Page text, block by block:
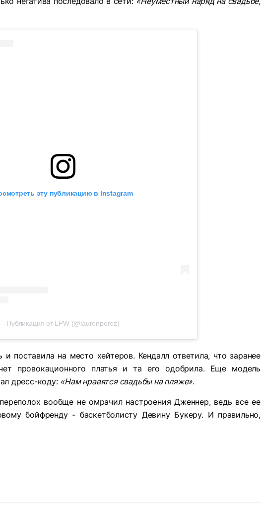
эту публикацию в Instagram
Публикация от LPW (@laurenperez)
и поставила на место хейтеров. Кендалл ответила, что заранее
провокационного платья и та его одобрила. Еще модель
дресс-коду: «Нам нравятся свадьбы на пляже».
вообще не омрачил настроения Дженнер, ведь все ее
бойфренду - баскетболисту Девину Букеру. И правильно,